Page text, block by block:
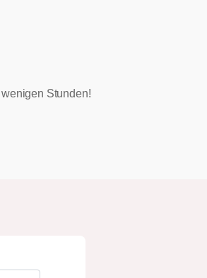
Stunden!